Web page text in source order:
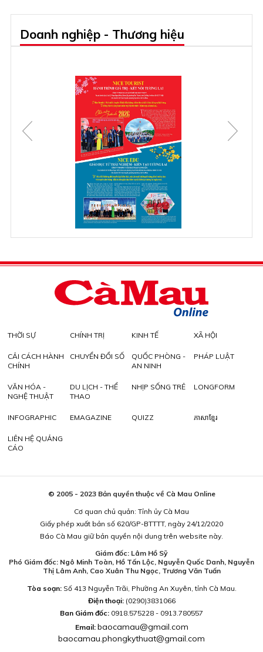
Doanh nghiệp - Thương hiệu
THỜI SỰ CHÍNH TRỊ KINH TẾ XÃ HỘI
CẢI CÁCH HÀNH
CHÍNH
CHUYỂN ĐỔI SỐ
QUỐC PHÒNG -
AN NINH
PHÁP LUẬT
VĂN HÓA -
NGHỆ THUẬT
DU LỊCH - THỂ
THAO
NHỊP SỐNG TRẺ LONGFORM
INFOGRAPHIC EMAGAZINE QUIZZ ភាសាខ្មែរ
LIÊN HỆ QUẢNG
CÁO
© 2005 - 2023 Bản quyền thuộc về Cà Mau Online
Cơ quan chủ quản: Tỉnh ủy Cà Mau
Giấy phép xuất bản số 620/GP-BTTTT, ngày 24/12/2020
Báo Cà Mau giữ bản quyền nội dung trên website này.
Giám đốc: Lâm Hồ Sỹ
Phó Giám đốc: Ngô Minh Toàn, Hồ Tấn Lộc, Nguyễn Quốc Danh, Nguyễn
Thị Lâm Anh, Cao Xuân Thu Ngọc, Trương Văn Tuấn
Tòa soạn:Số 413 Nguyễn Trãi, Phường An Xuyên, tỉnh Cà Mau.
Điện thoại: (0290)3831066
Ban Giám đốc: 0918.575228 - 0913.780557
Email: baocamau@gmail.com
baocamau.phongkythuat@gmail.com